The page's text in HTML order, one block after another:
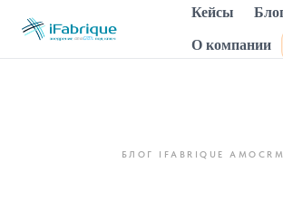
Кейсы
О компании
БЛОГ IFABRIQUE AMOCRM